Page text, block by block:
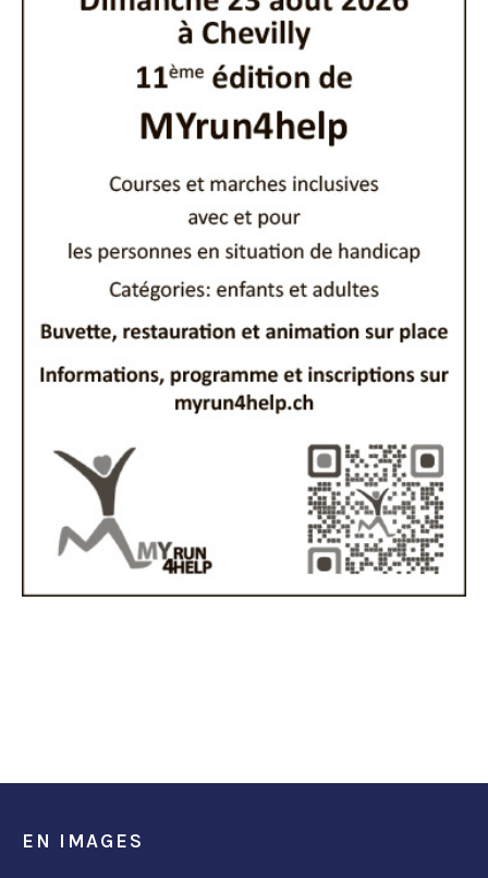
EN IMAGES